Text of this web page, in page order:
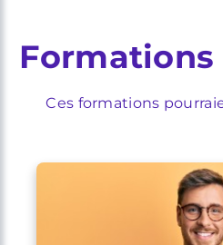
Ces formations